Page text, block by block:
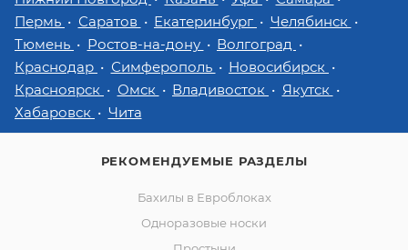
Пермь
Саратов Екатеринбург
Челябинск
Тюмень
Ростов-на-дону
Волгоград
Краснодар
Симферополь
Новосибирск
Красноярск
Омск Владивосток
Якутск
Хабаровск
Чита
РЕКОМЕНДУЕМЫЕ РАЗДЕЛЫ
Бахилы в Евроблоках
Одноразовые носки